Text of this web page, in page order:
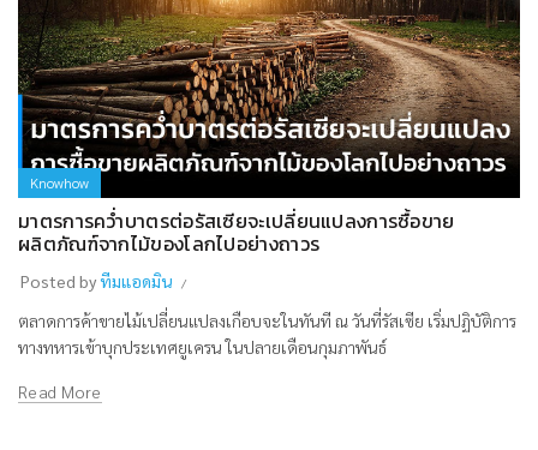
Knowhow
มาตรการคว่ำบาตรต่อรัสเซียจะเปลี่ยนแปลงการซื้อขาย
ผลิตภัณฑ์จากไม้ของโลกไปอย่างถาวร
Posted byทีมแอดมิน
ตลาดการค้าขายไม้เปลี่ยนแปลงเกือบจะในทันที ณ วันที่รัสเซีย เริ่มปฏิบัติการ
ทางทหารเข้าบุกประเทศยูเครน ในปลายเดือนกุมภาพันธ์
Read More